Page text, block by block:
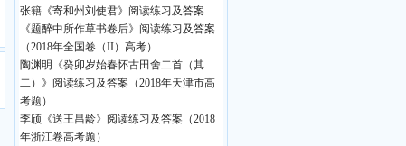
张籍《寄和州刘使君》阅读练习及答案
《题醉中所作草书卷后》阅读练习及答案
（2018年全国卷（II）高考）
陶渊明《癸卯岁始春怀古田舍二首（其
二）》阅读练习及答案（2018年天津市高
考题）
李颀《送王昌龄》阅读练习及答案（2018
年浙江卷高考题）